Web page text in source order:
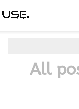
All